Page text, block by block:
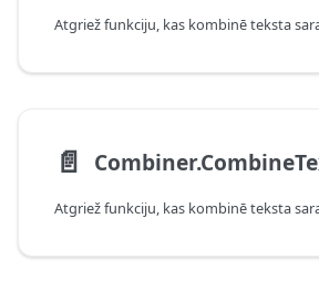
📄️